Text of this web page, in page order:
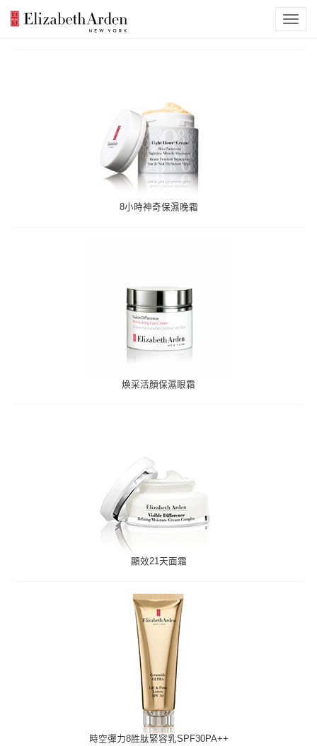
8小時神奇保濕晚霜
煥采活顏保濕眼霜
顯效21天面霜
時空彈力8胜肽緊容乳SPF30PA++